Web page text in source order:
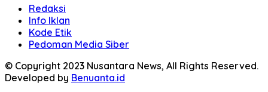
Redaksi
Info Iklan
Kode Etik
Pedoman Media Siber
© Copyright 2023 Nusantara News, All Rights Reserved.
Developed by Benuanta.id